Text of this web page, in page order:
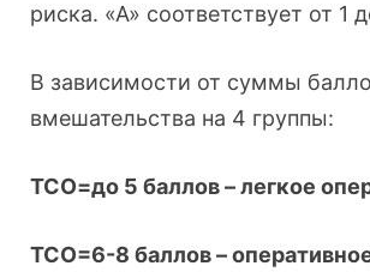
риска. «А» соответствует от 1
В зависимости от суммы
вмешательства на 4 группы:
ТСО=до 5 баллов – легкое
ТСО=6-8 баллов –